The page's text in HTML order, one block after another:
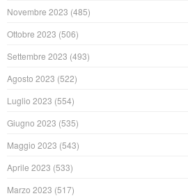
Novembre 2023 (485)
Ottobre 2023 (506)
Settembre 2023 (493)
Agosto 2023 (522)
Luglio 2023 (554)
Giugno 2023 (535)
Maggio 2023 (543)
Aprile 2023 (533)
Marzo 2023 (517)